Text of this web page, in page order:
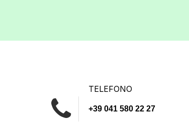
TELEFONO
+39 041 580 22 27